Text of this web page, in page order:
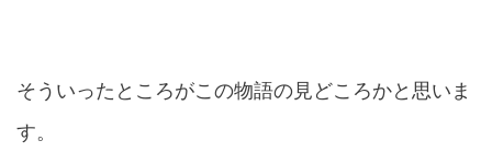
そういったところがこの物語の見どころかと思いま
す。